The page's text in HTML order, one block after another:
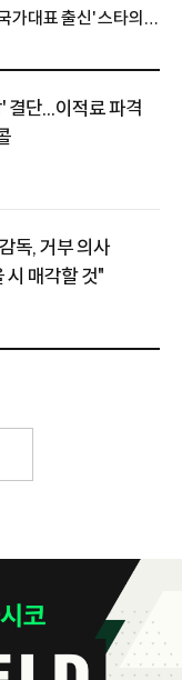
가대표 출신' 스타의
결단...이적료 파격
독, 거부 의사
시 매각할 것"